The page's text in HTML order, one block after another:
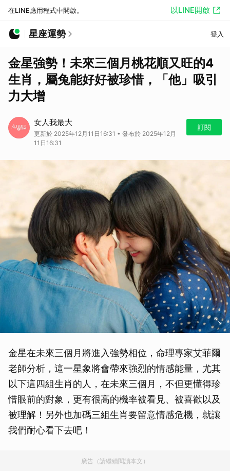
在LINE應用程式中開啟。 以LINE開啟
星座運勢 登入
金星強勢！未來三個月桃花順又旺的4
生肖，屬兔能好好被珍惜，「他」吸引
力大增
女人我最大
更新於 2025年12月11日16:31 • 發布於 2025年12月
11日16:31
訂閱
金星在未來三個月將進入強勢相位，命理專家艾菲爾
老師分析，這一星象將會帶來強烈的情感能量，尤其
以下這四組生肖的人，在未來三個月，不但更懂得珍
惜眼前的對象，更有很高的機率被看見、被喜歡以及
被理解！另外也加碼三組生肖要留意情感危機，就讓
我們耐心看下去吧！
廣告（請繼續閱讀本文）